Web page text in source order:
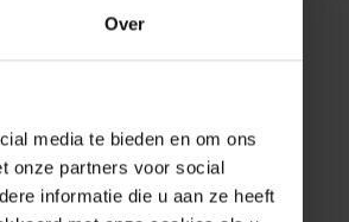
Over
media te bieden en om ons
onze partners voor social
informatie die u aan ze heeft